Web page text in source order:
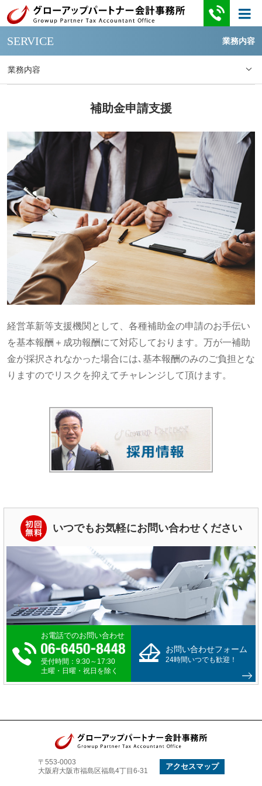
SERVICE 業務内容
業務内容
補助金申請支援
経営革新等支援機関として、各種補助金の申請のお手伝い
を基本報酬＋成功報酬にて対応しております。万が一補助
金が採択されなかった場合には､基本報酬のみのご負担とな
りますのでリスクを抑えてチャレンジして頂けます。
いつでもお気軽にお問い合わせください
お電話でのお問い合わせ
受付時間：9:30～17:30
土曜・日曜・祝日を除く
お問い合わせフォーム
24時間いつでも歓迎！
〒553-0003
大阪府大阪市福島区福島4丁目6-31
アクセスマップ